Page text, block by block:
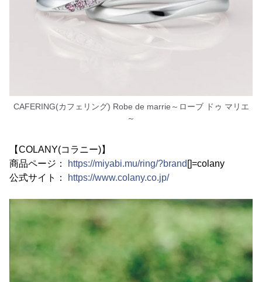
CAFERING(カフェリング) Robe de marrie～ローブ ドゥ マリエ
～
【COLANY(コラニー)】
商品ページ：
https://miyabi.mu/ring/?brand []=colany
公式サイト：
https://www.colany.co.jp/